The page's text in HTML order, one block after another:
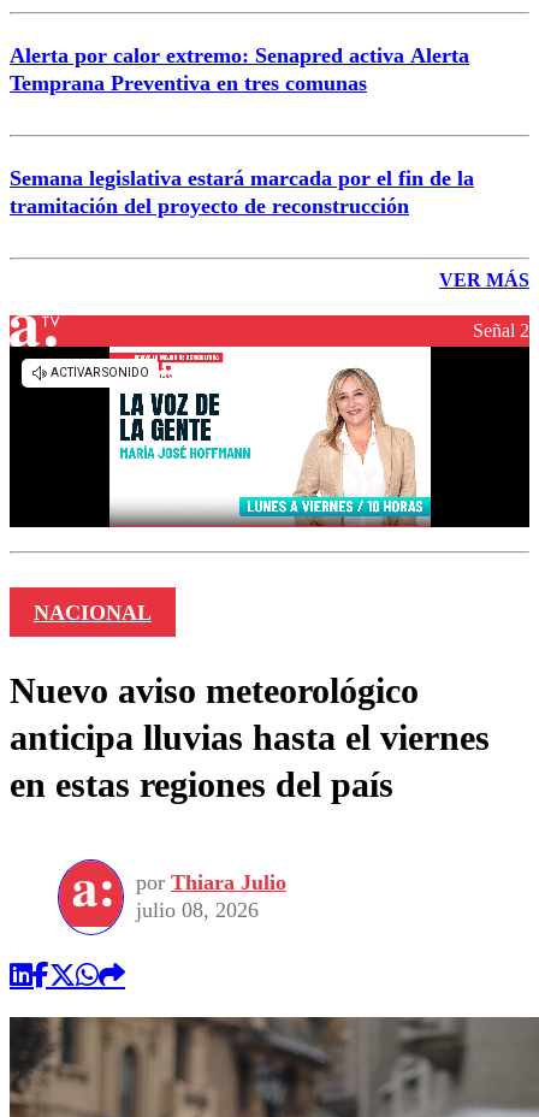
Alerta por calor extremo: Senapred activa Alerta
Temprana Preventiva en tres comunas
Semana legislativa estará marcada por el fin de la
tramitación del proyecto de reconstrucción
VER MÁS
Señal 2
NACIONAL
Nuevo aviso meteorológico
anticipa lluvias hasta el viernes
en estas regiones del país
por Thiara Julio
julio 08, 2026